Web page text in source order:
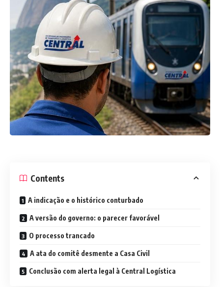
Contents
A indicação e o histórico conturbado
A versão do governo: o parecer favorável
O processo trancado
A ata do comitê desmente a Casa Civil
Conclusão com alerta legal à Central Logística